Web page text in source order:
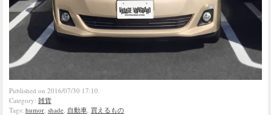
Published on 2016/07/30 17:10.
Category: 雑貨
Tags: humor, shade, 自動車, 買えるもの